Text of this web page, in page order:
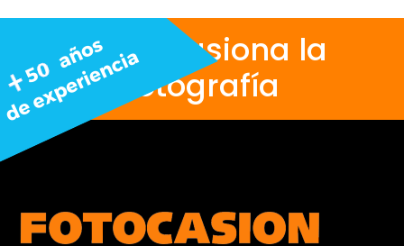
Nos apasiona la
fotografía